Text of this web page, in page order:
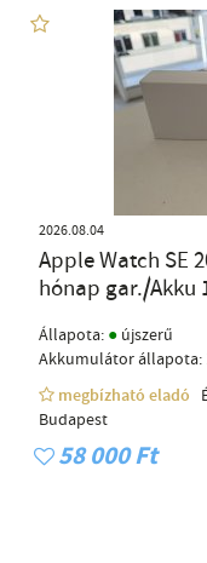
2026.08.04
Apple Watch SE
hónap gar./Akku
Állapota: ● újszerű
Akkumulátor állapota:
megbízható eladó
Budapest
58 000 Ft